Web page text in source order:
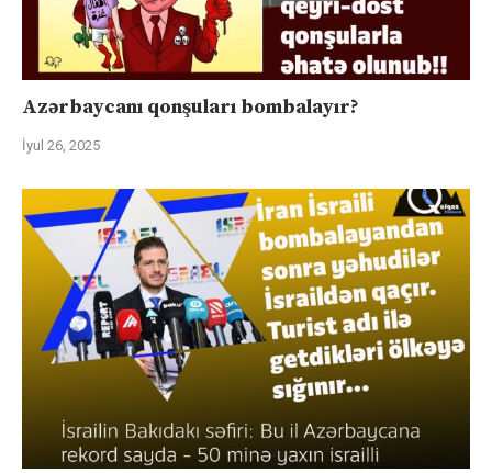
Azərbaycanı qonşuları bombalayır?
İyul 26, 2025